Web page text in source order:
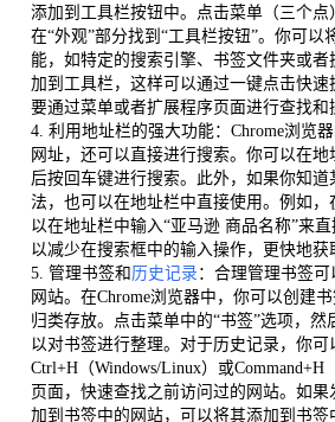
添加到工具栏按钮中。点击菜单（三个点
在“外观”部分找到“工具栏按钮”。你可以
能，如特定的搜索引擎、书签文件夹或
加到工具栏，这样可以通过一键点击快速
要通过菜单或者扩展程序页面进行查找和
4. 利用地址栏的强大功能：Chrome浏览
网址，还可以直接进行搜索。你可以在
后按回车键进行搜索。此外，如果你知
法，也可以在地址栏中直接使用。例如，
以在地址栏中输入“亚马逊 商品名称”来
以减少在搜索框中的输入操作，更快地获
5. 管理书签和 历史记录 ：合理管理书签
网站。在Chrome浏览器中，你可以创建
归类存放。点击菜单中的“书签”选项，然
以对书签进行整理。对于历史记录，你可
Ctrl+H（Windows/Linux）或Command+H
页面，快速查找之前访问过的网站。如
加到书签中的网站，可以将其添加到书